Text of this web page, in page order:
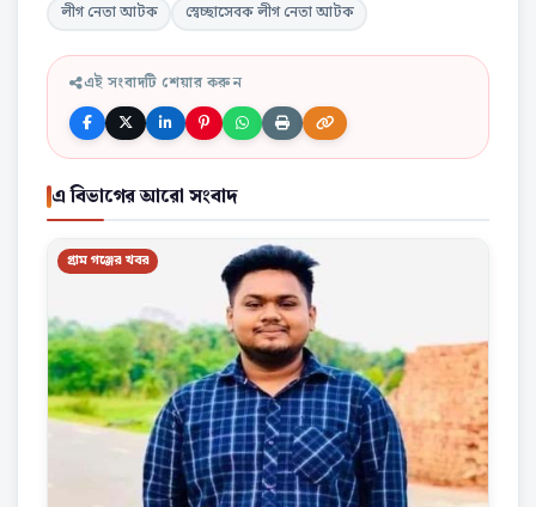
লীগ নেতা আটক
স্বেচ্ছাসেবক লীগ নেতা আটক
এই সংবাদটি শেয়ার করুন
এ বিভাগের আরো সংবাদ
গ্রাম গঞ্জের খবর